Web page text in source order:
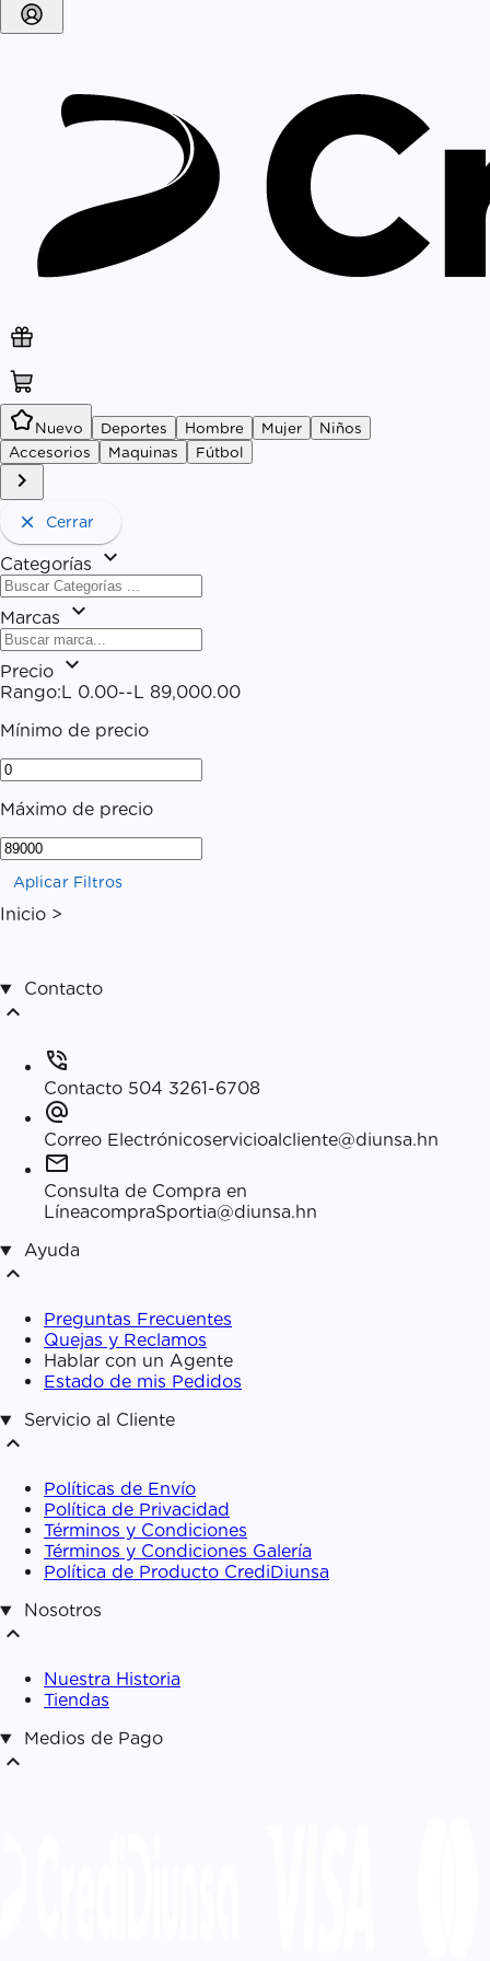
kid_starNuevo Deportes Hombre Mujer
Niños
Accesorios
Maquinas Fútbol
chevron_right
close Cerrar
Categorías expand_more
Marcas expand_more
Precio expand_more
Rango:L 0.00--L 89,000.00
Mínimo de precio
Máximo de precio
Aplicar Filtros
Inicio >
Contacto
expand_less
phone_in_talk
Contacto 504 3261-6708
alternate_email
Correo Electrónicoservicioalcliente@diunsa.hn
mail
Consulta de Compra en
LíneacompraSportia@diunsa.hn
Ayuda
expand_less
Preguntas Frecuentes
Quejas y Reclamos
Hablar con un Agente
Estado de mis Pedidos
Servicio al Cliente
expand_less
Políticas de Envío
Política de Privacidad
Términos y Condiciones
Términos y Condiciones Galería
Política de Producto CrediDiunsa
Nosotros
expand_less
Nuestra Historia
Tiendas
Medios de Pago
expand_less